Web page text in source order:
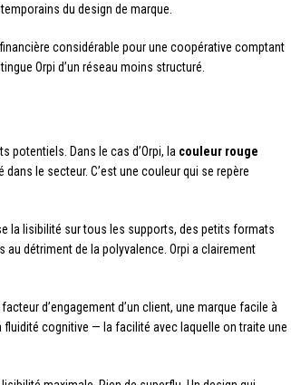
du design de marque.
considérable pour une coopérative comptant
Orpi d’un réseau moins structuré.
potentiels. Dans le cas d’Orpi, la couleur rouge
le secteur. C’est une couleur qui se repère
la lisibilité sur tous les supports, des petits formats
détriment de la polyvalence. Orpi a clairement
d’engagement d’un client, une marque facile à
cognitive — la facilité avec laquelle on traite une